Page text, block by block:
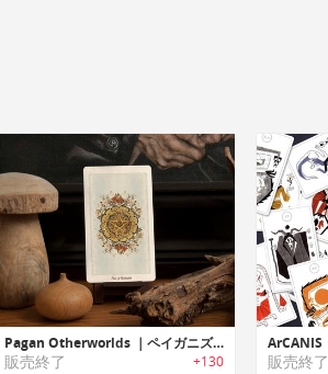
Pagan Otherworlds ｜ペイガニズムのインスパイアのタロットカード「ペイガン・アザーワールド」
販売終了 +130 販売終了